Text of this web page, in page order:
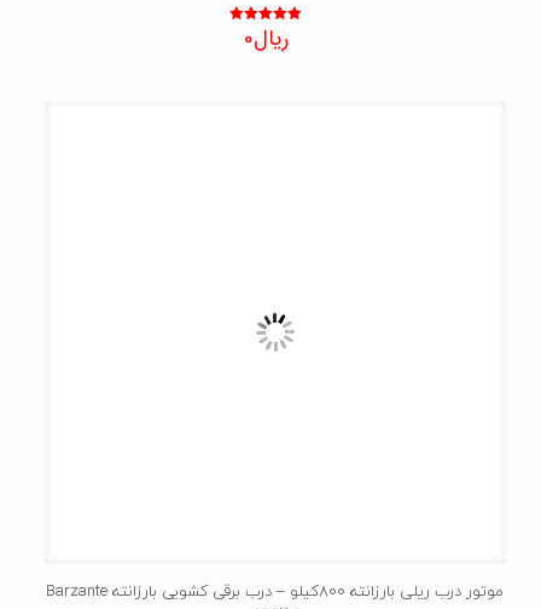
نمره
5.00
ریال0
موتور درب ریلی بارزانته 800کیلو – درب برقی کشویی بارزانته Barzante